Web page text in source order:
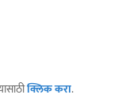
क्लिक करा.